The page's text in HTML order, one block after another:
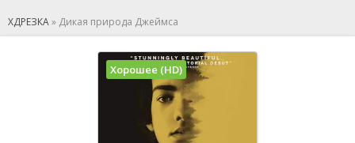
ХДРЕЗКА» Дикая природа Джеймса
Хорошее (HD)